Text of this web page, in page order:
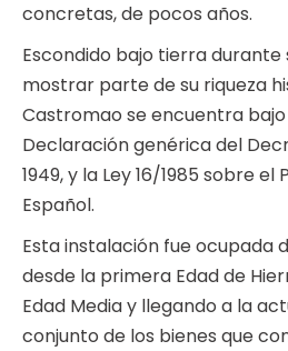
concretas, de pocos años.
Escondido bajo tierra durante
mostrar parte de su riqueza
Castromao se encuentra
Declaración genérica del
1949, y la Ley 16/1985 sobre
Español.
Esta instalación fue ocupada
desde la primera Edad de
Edad Media y llegando a la
conjunto de los bienes que